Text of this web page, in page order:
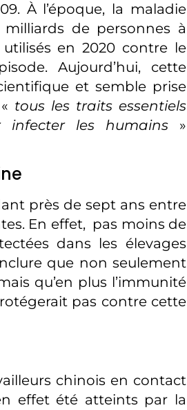
À l’époque, la maladie
de personnes à
utilisés en 2020 contre le
Aujourd’hui, cette
et semble prise
tous les traits essentiels
les humains»
près de sept ans entre
En effet, pas moins de
dans les élevages
que non seulement
qu’en plus l’immunité
pas contre cette
chinois en contact
effet été atteints par la